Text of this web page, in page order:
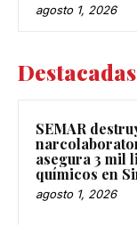
agosto 1, 2026
Destacadas
SEMAR
asegura 3 mil
químicos en
agosto 1, 2026